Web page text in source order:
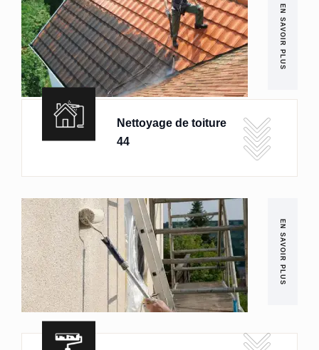
EN SAVOIR PLUS
Nettoyage de toiture
44
EN SAVOIR PLUS